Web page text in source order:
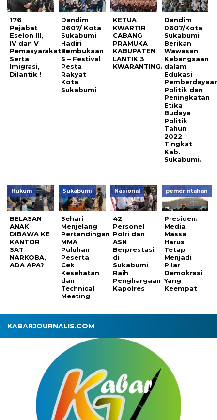
176
Pejabat
Eselon III,
IV dan V
Pemasyarakatan
Serta
Imigrasi,
Dilantik !
Dandim
0607/ Kota
Sukabumi
Hadiri
Pembukaan
S – Festival
Pesta
Rakyat
Kota
Sukabumi
KETUA
KWARTIR
CABANG
PRAMUKA
KABUPATEN
LANTIK 3
KWARANTING.
Dandim
0607/Kota
Sukabumi
Berikan
Wawasan
Kebangsaan
dalam
Edukasi
Politik dan
Peningkatan
Etika
Budaya
Politik
Tahun
2022
Tingkat
Kab.
Sukabumi.
Hukum
BELASAN
ANAK
DIBAWA KE
KANTOR
SAT
NARKOBA,
ADA APA?
Sukabumi
Sehari
Menjelang
Pertandingan
MMA
Puluhan
Peserta
Cek
Kesehatan
dan
Technical
Meeting
Nasional
42
Personel
Polri dan
ASN
Berprestasi
di
Sukabumi
Raih
Penghargaan
Kapolres
pemerintahan
Presiden:
Media
Massa
Harus
Tetap
Menjadi
Pilar
Demokrasi
Yang
Keempat
KABARJOURNALIS.COM